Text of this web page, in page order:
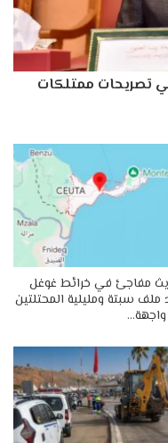
تصريحات ممتلكات
مفاجئ في خرائط غوغل
ملف سبتة ومليلية المحتلتين